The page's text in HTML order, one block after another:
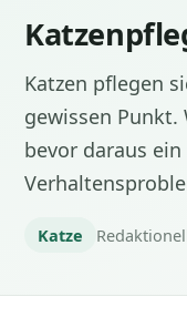
Katzen pflegen
gewissen
bevor daraus
Katze